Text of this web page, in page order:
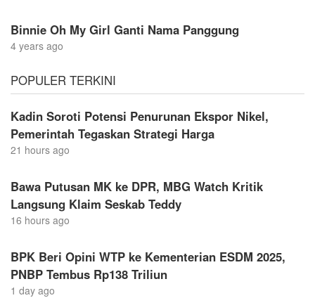
Binnie Oh My Girl Ganti Nama Panggung
4 years ago
POPULER TERKINI
Kadin Soroti Potensi Penurunan Ekspor Nikel,
Pemerintah Tegaskan Strategi Harga
21 hours ago
Bawa Putusan MK ke DPR, MBG Watch Kritik
Langsung Klaim Seskab Teddy
16 hours ago
BPK Beri Opini WTP ke Kementerian ESDM 2025,
PNBP Tembus Rp138 Triliun
1 day ago